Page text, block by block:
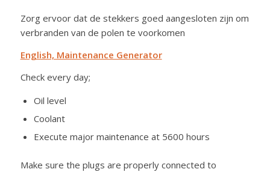
Zorg ervoor dat de stekkers goed aangesloten zijn om
verbranden van de polen te voorkomen
English, Maintenance Generator
Check every day;
Oil level
Coolant
Execute major maintenance at 5600 hours
Make sure the plugs are properly connected to